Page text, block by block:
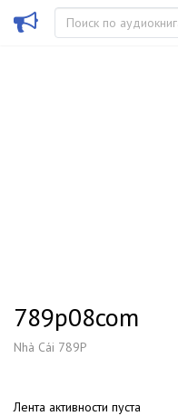
789p08com
Nhà Cái 789P
Лента активности пуста